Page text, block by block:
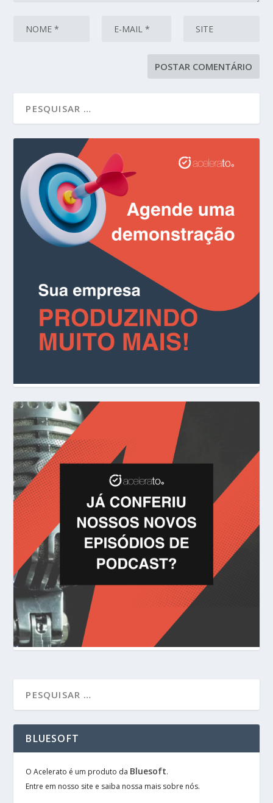
BLUESOFT
O Acelerato é um produto da Bluesoft.
Entre em nosso site e saiba nossa mais sobre nós.